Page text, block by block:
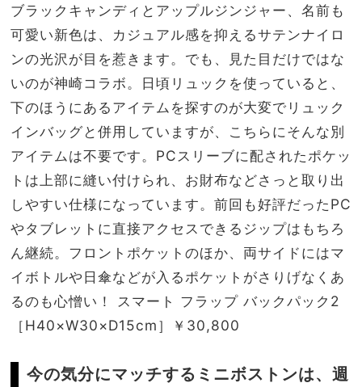
ブラックキャンディとアップルジンジャー、名前も
可愛い新色は、カジュアル感を抑えるサテンナイロ
ンの光沢が目を惹きます。でも、見た目だけではな
いのが神崎コラボ。日頃リュックを使っていると、
下のほうにあるアイテムを探すのが大変でリュック
インバッグと併用していますが、こちらにそんな別
アイテムは不要です。PCスリーブに配されたポケッ
トは上部に縫い付けられ、お財布などさっと取り出
しやすい仕様になっています。前回も好評だったPC
やタブレットに直接アクセスできるジップはもちろ
ん継続。フロントポケットのほか、両サイドにはマ
イボトルや日傘などが入るポケットがさりげなくあ
るのも心憎い！ スマート フラップ バックパック2
［H40×W30×D15cm］￥30,800
今の気分にマッチするミニボストンは、週